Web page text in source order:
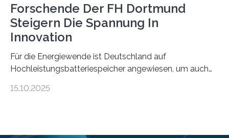
Forschende Der FH Dortmund
Steigern Die Spannung In
Innovation
Für die Energiewende ist Deutschland auf
Hochleistungsbatteriespeicher angewiesen, um auch
Doch mit der immensen Zahl einzelner Batteriezellen,
15.10.2025